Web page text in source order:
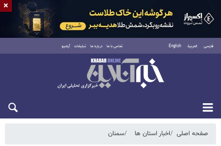
فارسی العربية English تماس با ما درباره ما تبلیغات آرشیو
شنبه ۱۷ مرداد ۱۴۰۵
صفحه اصلی اخبار استان ها سمنان
×